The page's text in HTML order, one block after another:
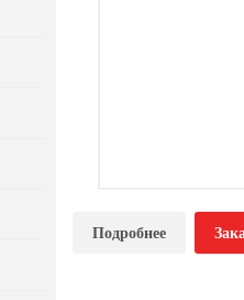
Почтовый ящик
Цена по запросу
Подробнее